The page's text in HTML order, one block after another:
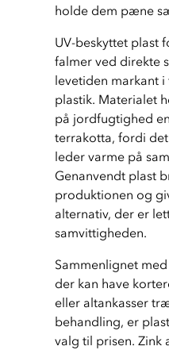
holde dem pæne
UV-beskyttet plast
falmer ved direkte
levetiden markant
plastik. Materialet
på jordfugtighed
terrakotta, fordi
leder varme på
Genanvendt plast
produktionen og
alternativ, der er
samvittigheden.
Sammenlignet
der kan have
eller altankasser
behandling, er
valg til prisen. Zink